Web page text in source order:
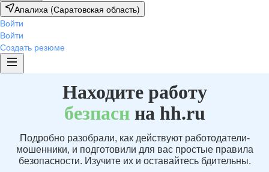
Апалиха (Саратовская область)
Войти
Войти
Создать резюме
Находите работу
безпаснна hh.ru
Подробно разобрали, как действуют работодатели-
мошенники, и подготовили для вас простые правила
безопасности. Изучите их и оставайтесь бдительны.